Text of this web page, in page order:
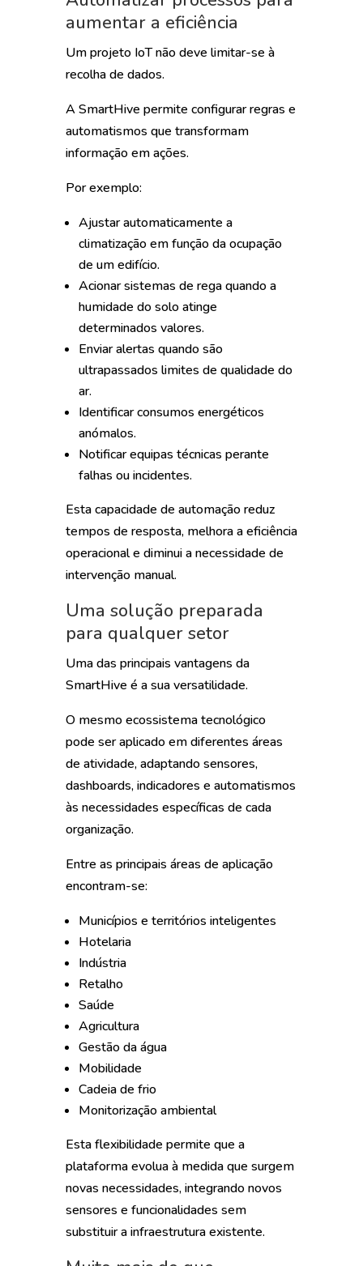
aumentar a eficiência
Um projeto IoT não deve limitar-se à
recolha de dados.
A SmartHive permite configurar regras e
automatismos que transformam
informação em ações.
Por exemplo:
Ajustar automaticamente a
climatização em função da ocupação
de um edifício.
Acionar sistemas de rega quando a
humidade do solo atinge
determinados valores.
Enviar alertas quando são
ultrapassados limites de qualidade do
ar.
Identificar consumos energéticos
anómalos.
Notificar equipas técnicas perante
falhas ou incidentes.
Esta capacidade de automação reduz
tempos de resposta, melhora a eficiência
operacional e diminui a necessidade de
intervenção manual.
Uma solução preparada
para qualquer setor
Uma das principais vantagens da
SmartHive é a sua versatilidade.
O mesmo ecossistema tecnológico
pode ser aplicado em diferentes áreas
de atividade, adaptando sensores,
dashboards, indicadores e automatismos
às necessidades específicas de cada
organização.
Entre as principais áreas de aplicação
encontram-se:
Municípios e territórios inteligentes
Hotelaria
Indústria
Retalho
Saúde
Agricultura
Gestão da água
Mobilidade
Cadeia de frio
Monitorização ambiental
Esta flexibilidade permite que a
plataforma evolua à medida que surgem
novas necessidades, integrando novos
sensores e funcionalidades sem
substituir a infraestrutura existente.